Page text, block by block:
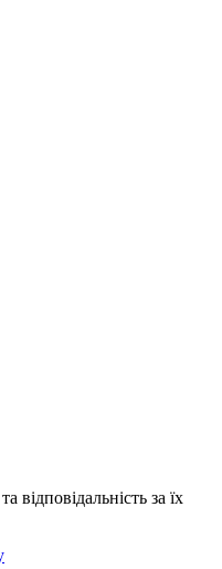
відповідальність за їх